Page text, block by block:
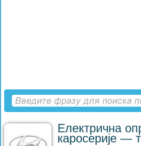
Електрична
каросерије —